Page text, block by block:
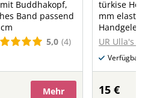
Buddhakopf,
Band passend
5,0 (4)
Mehr
türkise
mm
UR Ulla's
Verfügbar
15 €